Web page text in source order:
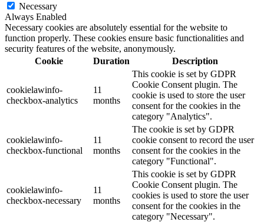
Necessary
Always Enabled
Necessary cookies are absolutely essential for the website to
function properly. These cookies ensure basic functionalities and
security features of the website, anonymously.
Cookie
Duration Description
cookielawinfo-
checkbox-analytics
11
months
This cookie is set by GDPR
Cookie Consent plugin. The
cookie is used to store the user
consent for the cookies in the
category "Analytics".
cookielawinfo-
checkbox-functional
11
months
The cookie is set by GDPR
cookie consent to record the user
consent for the cookies in the
category "Functional".
cookielawinfo-
checkbox-necessary
11
months
This cookie is set by GDPR
Cookie Consent plugin. The
cookies is used to store the user
consent for the cookies in the
category "Necessary".